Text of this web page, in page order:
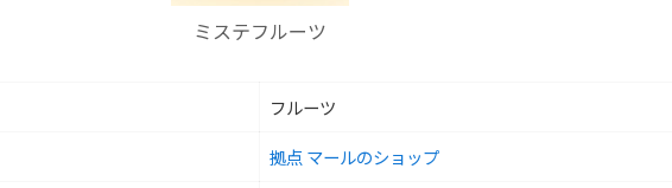
ミステフルーツ
フルーツ
拠点 マールのショップ